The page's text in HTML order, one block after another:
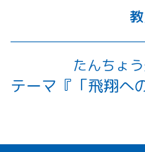
たんちょ
テーマ『「飛翔へ